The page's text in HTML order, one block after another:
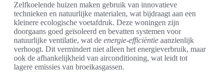
Zelfkoelende huizen maken gebruik van innovatieve
technieken en natuurlijke materialen, wat bijdraagt aan een
kleinere ecologische voetafdruk. Deze woningen zijn
doorgaans goed geïsoleerd en bevatten systemen voor
natuurlijke ventilatie, wat de energie-efficiëntie aanzienlijk
verhoogt. Dit vermindert niet alleen het energieverbruik, maar
ook de afhankelijkheid van airconditioning, wat leidt tot
lagere emissies van broeikasgassen.